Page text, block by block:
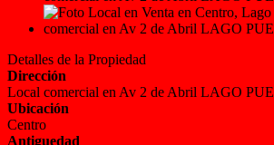
Detalles de la Propiedad
Dirección
Local comercial en Av 2 de Abril LAGO
Ubicación
Centro
Antiguedad